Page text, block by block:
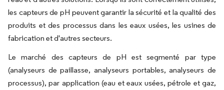
les capteurs de pH peuvent garantir la sécurité et la qualité des
produits et des processus dans les eaux usées, les usines de
fabrication et d'autres secteurs.
Le marché des capteurs de pH est segmenté par type
(analyseurs de paillasse, analyseurs portables, analyseurs de
processus), par application (eau et eaux usées, pétrole et gaz,